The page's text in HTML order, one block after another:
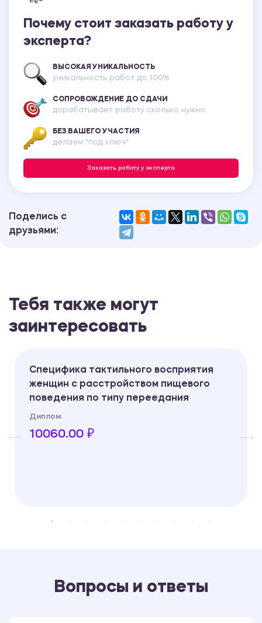
Почему стоит заказать работу у
эксперта?
ВЫСОКАЯ УНИКАЛЬНОСТЬ
уникальность работ до 100%
СОПРОВОЖДЕНИЕ ДО СДАЧИ
дорабатывает работу сколько нужно
БЕЗ ВАШЕГО УЧАСТИЯ
делаем "под ключ"
Заказать работу у эксперта
Поделись с
друзьями:
Тебя также могут
заинтересовать
Специфика тактильного восприятия
женщин с расстройством пищевого
поведения по типу переедания
Диплом
10060.00 ₽
Вопросы и ответы